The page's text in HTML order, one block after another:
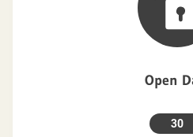
Open
30